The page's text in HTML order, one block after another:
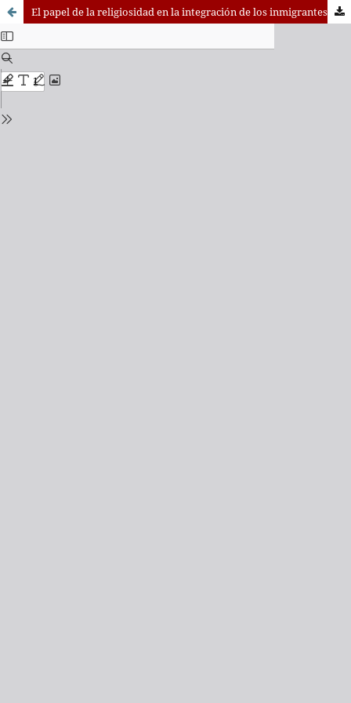
El papel de la religiosidad en la integración de los inmigrantes